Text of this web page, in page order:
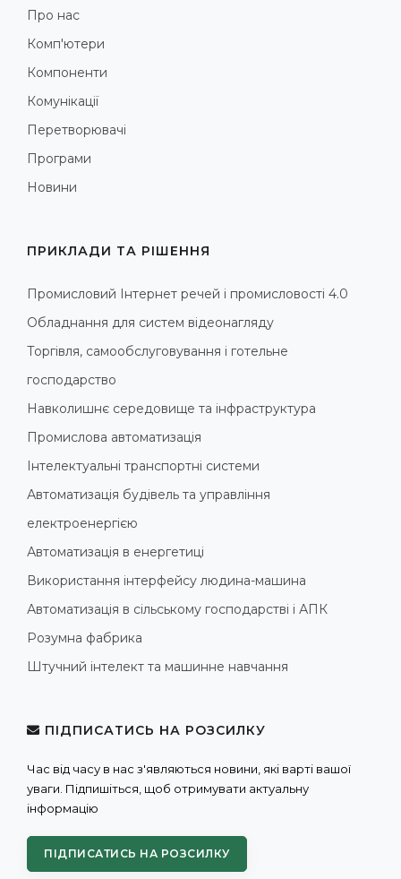
Про нас
Комп'ютери
Компоненти
Комунікації
Перетворювачі
Програми
Новини
ПРИКЛАДИ ТА РІШЕННЯ
Промисловий Інтернет речей і промисловості 4.0
Обладнання для систем відеонагляду
Торгівля, самообслуговування і готельне
господарство
Навколишнє середовище та інфраструктура
Промислова автоматизація
Інтелектуальні транспортні системи
Автоматизація будівель та управління
електроенергією
Автоматизація в енергетиці
Використання інтерфейсу людина-машина
Автоматизація в сільському господарстві і АПК
Розумна фабрика
Штучний інтелект та машинне навчання
ПІДПИСАТИСЬ НА РОЗСИЛКУ
Час від часу в нас з'являються новини, які варті вашої
уваги. Підпишіться, щоб отримувати актуальну
інформацію
ПІДПИСАТИСЬ НА РОЗСИЛКУ